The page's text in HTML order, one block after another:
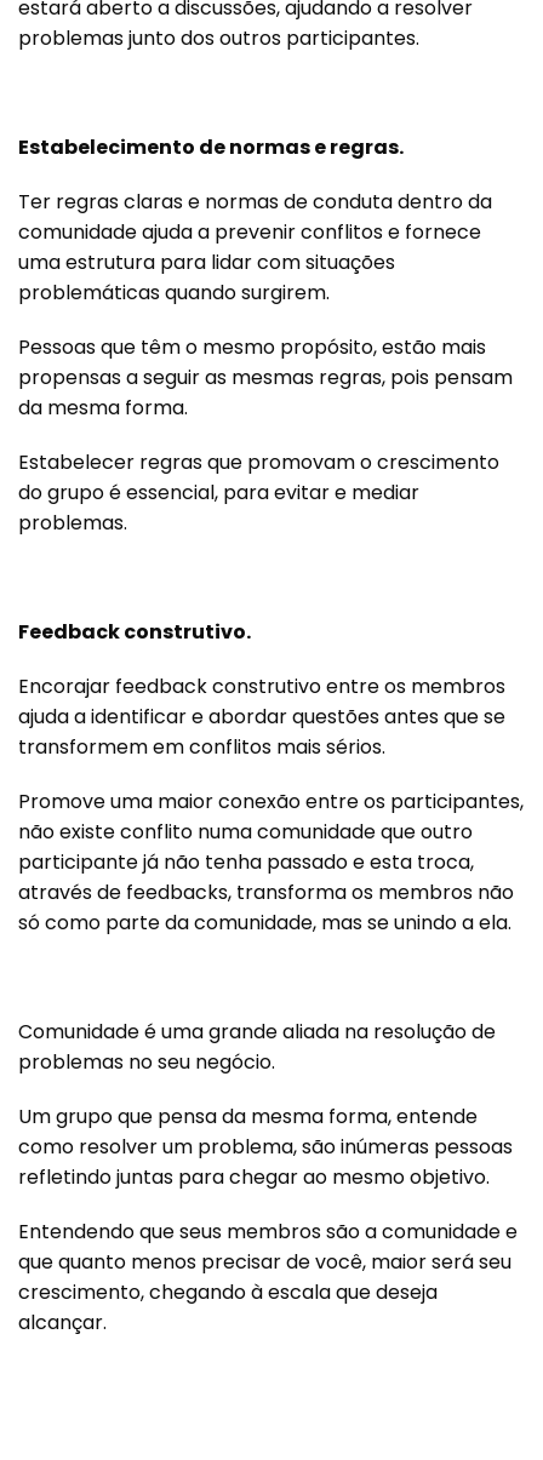
estará aberto a discussões, ajudando a resolver
problemas junto dos outros participantes.
Estabelecimento de normas e regras.
Ter regras claras e normas de conduta dentro da
comunidade ajuda a prevenir conflitos e fornece
uma estrutura para lidar com situações
problemáticas quando surgirem.
Pessoas que têm o mesmo propósito, estão mais
propensas a seguir as mesmas regras, pois pensam
da mesma forma.
Estabelecer regras que promovam o crescimento
do grupo é essencial, para evitar e mediar
problemas.
Feedback construtivo.
Encorajar feedback construtivo entre os membros
ajuda a identificar e abordar questões antes que se
transformem em conflitos mais sérios.
Promove uma maior conexão entre os participantes,
não existe conflito numa comunidade que outro
participante já não tenha passado e esta troca,
através de feedbacks, transforma os membros não
só como parte da comunidade, mas se unindo a ela.
Comunidade é uma grande aliada na resolução de
problemas no seu negócio.
Um grupo que pensa da mesma forma, entende
como resolver um problema, são inúmeras pessoas
refletindo juntas para chegar ao mesmo objetivo.
Entendendo que seus membros são a comunidade e
que quanto menos precisar de você, maior será seu
crescimento, chegando à escala que deseja
alcançar.